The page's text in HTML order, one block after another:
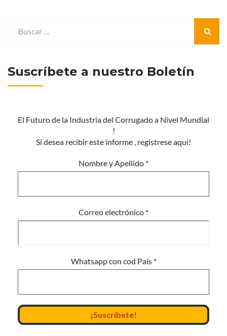
Suscríbete a nuestro Boletín
El Futuro de la Industria del Corrugado a Nivel Mundial
!
Si desea recibir este informe , registrese aqui!
Nombre y Apellido *
Correo electrónico *
Whatsapp con cod País *